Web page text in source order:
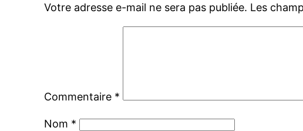
Votre adresse e-mail ne sera pas publiée. Les
Commentaire *
Nom *